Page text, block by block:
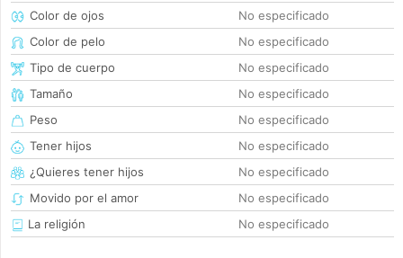
Color de ojos
No especificado
Color de pelo
No especificado
Tipo de cuerpo
No especificado
Tamaño
No especificado
Peso
No especificado
Tener hijos
No especificado
¿Quieres tener hijos
No especificado
Movido por el amor
No especificado
La religión
No especificado